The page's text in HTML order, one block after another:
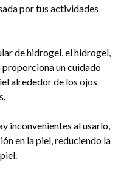
por tus actividades
de hidrogel, el hidrogel,
un cuidado
alrededor de los ojos
inconvenientes al usarlo,
en la piel, reduciendo la